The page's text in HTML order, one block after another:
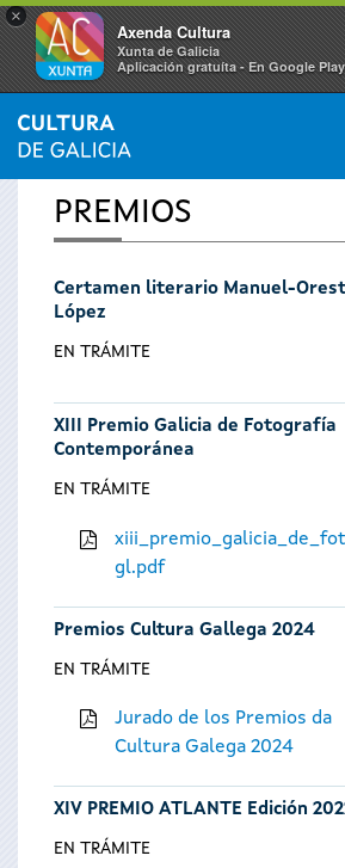
×
Axenda Cultura
Xunta de Galicia
Aplicación gratuíta - En Google Play
Se
encuentra
usted
aquí
INICIO
PREMIOS
Certamen literario Manuel-
López
EN TRÁMITE
XIII Premio Galicia de Fotografía
Contemporánea
EN TRÁMITE
gl.pdf
Premios Cultura Gallega 2024
EN TRÁMITE
Jurado de los Premios da
Cultura Galega 2024
XIV PREMIO ATLANTE Edición
EN TRÁMITE